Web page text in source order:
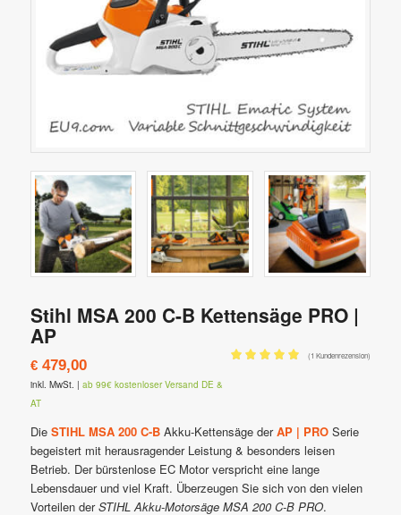
Stihl MSA 200 C-B Kettensäge PRO |
AP
1
Kundenbewertung
(1 Kundenrezension)
€479,00
inkl. MwSt. | ab 99€ kostenloser Versand DE &
AT
Die STIHL MSA 200 C-BAkku-Kettensäge derAP | PROSerie
begeistert mit herausragender Leistung & besonders leisen
Betrieb. Der bürstenlose EC Motor verspricht eine lange
Lebensdauer und viel Kraft. Überzeugen Sie sich von den vielen
Vorteilen derSTIHL Akku-Motorsäge MSA 200 C-B PRO.